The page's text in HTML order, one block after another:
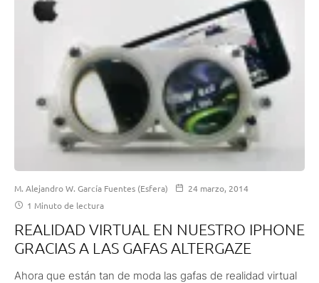
M. Alejandro W. García Fuentes (Esfera)
24 marzo, 2014
1 Minuto de lectura
REALIDAD VIRTUAL EN NUESTRO IPHONE
GRACIAS A LAS GAFAS ALTERGAZE
Ahora que están tan de moda las gafas de realidad virtual